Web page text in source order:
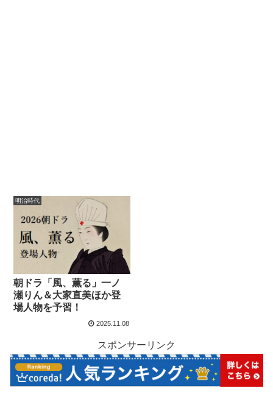
明治時代
朝ドラ「風、薫る」一ノ
瀬りん＆大家直美ほか登
場人物を予習！
2025.11.08
スポンサーリンク